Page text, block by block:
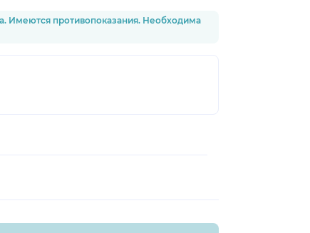
Имеются противопоказания. Необходима